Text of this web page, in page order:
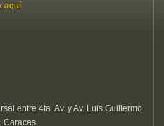
aquí
entre 4ta. Av. y Av. Luis Guillermo
Caracas